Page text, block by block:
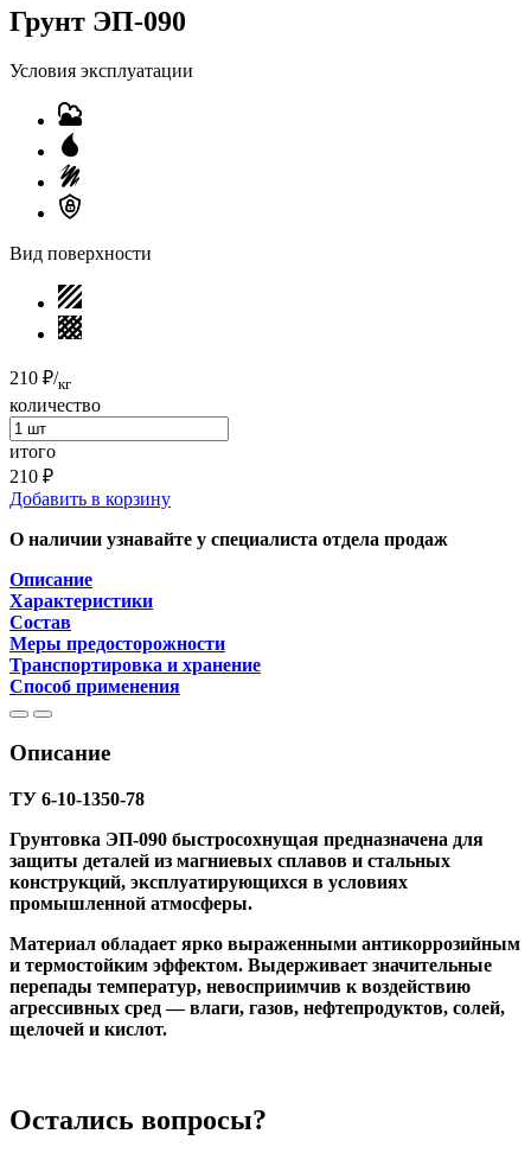
Грунт ЭП-090
Условия эксплуатации
Вид поверхности
210 ₽/кг
количество
итого
210 ₽
Добавить в корзину
О наличии узнавайте у специалиста отдела продаж
Описание
Характеристики
Состав
Меры предосторожности
Транспортировка и хранение
Способ применения
Описание
ТУ 6-10-1350-78
Грунтовка ЭП-090 быстросохнущая предназначена для
защиты деталей из магниевых сплавов и стальных
конструкций, эксплуатирующихся в условиях
промышленной атмосферы.
Материал обладает ярко выраженными антикоррозийным
и термостойким эффектом. Выдерживает значительные
перепады температур, невосприимчив к воздействию
агрессивных сред — влаги, газов, нефтепродуктов, солей,
щелочей и кислот.
Остались вопросы?